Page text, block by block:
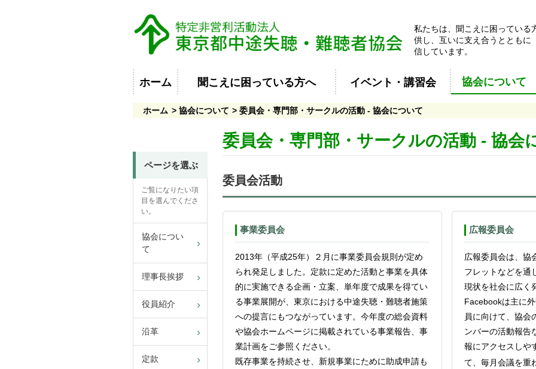
私たちは、聞こえに困っている
供し、互いに支え合うとともに
信しています。
ホーム 聞こえに困っている方へ イベント・講習会 協会について
ホーム 協会について 委員会・専門部・サークルの活動 - 協会について
委員会・専門部・サークルの活動 - 協会
委員会活動
事業委員会
2013年（平成25年）２月に事業委員会規則が定め
られ発足しました。定款に定めた活動と事業を具体
的に実施できる企画・立案、単年度で成果を得てい
る事業展開が、東京における中途失聴・難聴者施策
への提言にもつながっています。今年度の総会資料
や協会ホームページに掲載されている事業報告、事
業計画をご参照ください。
既存事業を持続させ、新規事業にために助成申請も
広報委員会
広報委員会は、協
フレットなどを通
現状を社会に広く
Facebookは主に
員に向けて、協会
ンバーの活動報告
報にアクセスしや
て、毎月会議を重
ページを選ぶ
ご覧になりたい項
目を選んでくださ
い。
協会につい
て
理事長挨拶
役員紹介
沿革
定款